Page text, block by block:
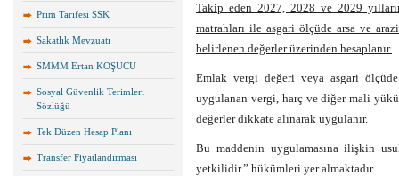
Prim Tarifesi SSK
Sakatlık Mevzuatı
SMMM Ertan KOŞUCU
Sosyal Güvenlik Terimleri
Sözlüğü
Tek Düzen Hesap Planı
Transfer Fiyatlandırması
Takip eden 2027, 2028 ve 2029
matrahları ile asgari ölçüde arsa ve
belirlenen değerler üzerinden hesaplanır.
Emlak vergi değeri veya asgari
uygulanan vergi, harç ve diğer mali
değerler dikkate alınarak uygulanır.
Bu maddenin uygulamasına ilişkin
yetkilidir.” hükümleri yer almaktadır.